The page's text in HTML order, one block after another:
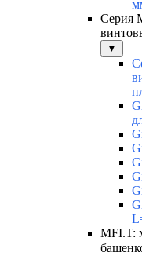
Серия
▼
MFI.T: